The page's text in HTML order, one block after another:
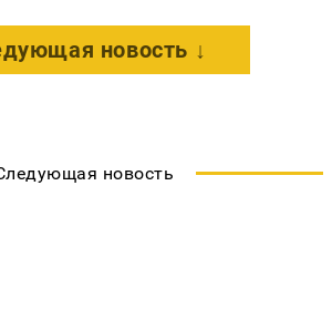
новость ↓
новость